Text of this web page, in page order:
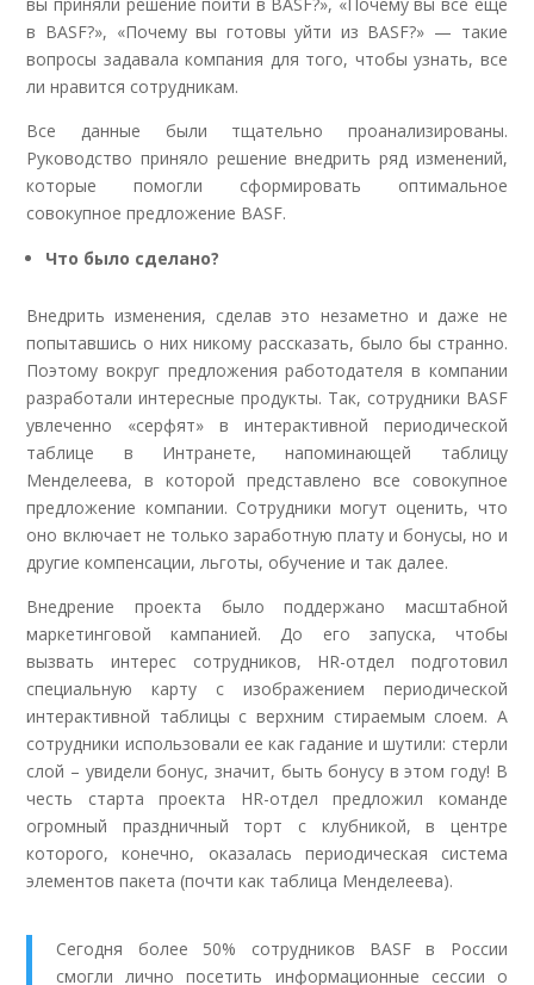
в BASF?», «Почему вы готовы уйти из BASF?» — такие
вопросы задавала компания для того, чтобы узнать, все
ли нравится сотрудникам.
Все данные были тщательно проанализированы.
Руководство приняло решение внедрить ряд изменений,
которые помогли сформировать оптимальное
совокупное предложение BASF.
Что было сделано?
Внедрить изменения, сделав это незаметно и даже не
попытавшись о них никому рассказать, было бы странно.
Поэтому вокруг предложения работодателя в компании
разработали интересные продукты. Так, сотрудники BASF
увлеченно «серфят» в интерактивной периодической
таблице в Интранете, напоминающей таблицу
Менделеева, в которой представлено все совокупное
предложение компании. Сотрудники могут оценить, что
оно включает не только заработную плату и бонусы, но и
другие компенсации, льготы, обучение и так далее.
Внедрение проекта было поддержано масштабной
маркетинговой кампанией. До его запуска, чтобы
вызвать интерес сотрудников, HR-отдел подготовил
специальную карту с изображением периодической
интерактивной таблицы с верхним стираемым слоем. А
сотрудники использовали ее как гадание и шутили: стерли
слой – увидели бонус, значит, быть бонусу в этом году! В
честь старта проекта HR-отдел предложил команде
огромный праздничный торт с клубникой, в центре
которого, конечно, оказалась периодическая система
элементов пакета (почти как таблица Менделеева).
Сегодня более 50% сотрудников BASF в России
смогли лично посетить информационные сессии о